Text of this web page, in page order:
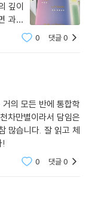
깊이
과거
!’라는
0 댓글0
의 모든 반에 통합학
차만별이라서 담임은
많습니다. 잘 읽고 체
!
0 댓글0